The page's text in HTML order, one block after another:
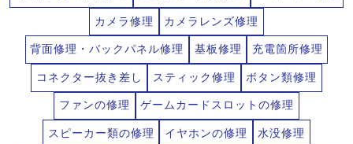
カメラ修理 カメラレンズ修理
背面修理・バックパネル修理 基板修理 充電箇所修理
コネクター抜き差し スティック修理 ボタン類修理
ファンの修理 ゲームカードスロットの修理
スピーカー類の修理 イヤホンの修理 水没修理